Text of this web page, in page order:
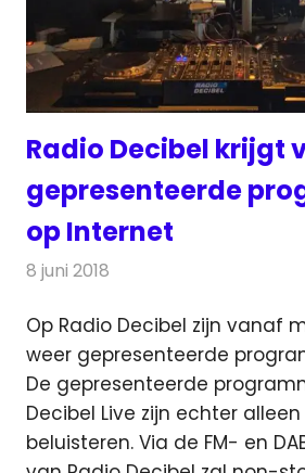
Radio Decibel krijgt
gepresenteerde
op Internet
8 juni 2018
Op Radio Decibel zijn vanaf
weer gepresenteerde
De gepresenteerde
Decibel Live zijn echter
beluisteren. Via de FM- en